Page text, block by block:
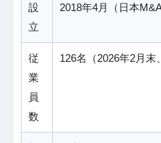
設
立
2018年4月（日本
従
業
員
数
126名（2026年2月末